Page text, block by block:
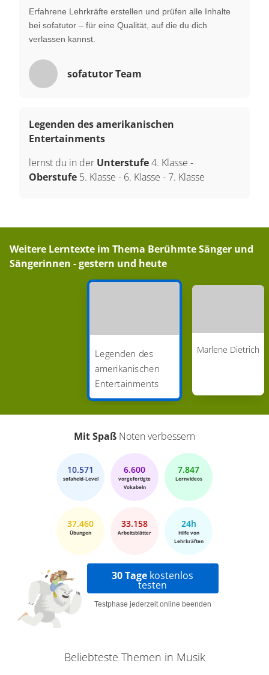
Erfahrene Lehrkräfte erstellen und prüfen alle Inhalte
bei sofatutor – für eine Qualität, auf die du dich
verlassen kannst.
sofatutor Team
Legenden des amerikanischen
Entertainments
lernst du in der Unterstufe4. Klasse -
Oberstufe 5. Klasse - 6. Klasse -7. Klasse
Weitere Lerntexte im Thema Berühmte Sänger und
Sängerinnen - gestern und heute
Legenden des
amerikanischen
Entertainments
Marlene Dietrich
Mit Spaß Noten verbessern
10.571
sofaheld-Level
6.600
vorgefertigte
Vokabeln
7.847
Lernvideos
37.460
Übungen
33.158
Arbeitsblätter
24h
Hilfe von
Lehrkräften
30 Tage kostenlos
testen
Testphase jederzeit online beenden
Beliebteste Themen in Musik